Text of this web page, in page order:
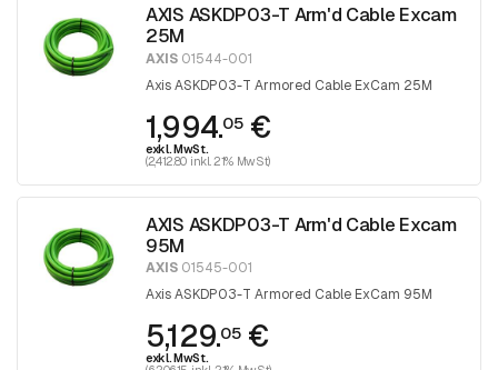
AXIS ASKDP03-T Arm'd Cable Excam
25M
AXIS 01544-001
Axis ASKDP03-T Armored Cable ExCam 25M
1,994.05€
exkl. MwSt.
(2,412.80 inkl. 21% MwSt)
AXIS ASKDP03-T Arm'd Cable Excam
95M
AXIS 01545-001
Axis ASKDP03-T Armored Cable ExCam 95M
5,129.05€
exkl. MwSt.